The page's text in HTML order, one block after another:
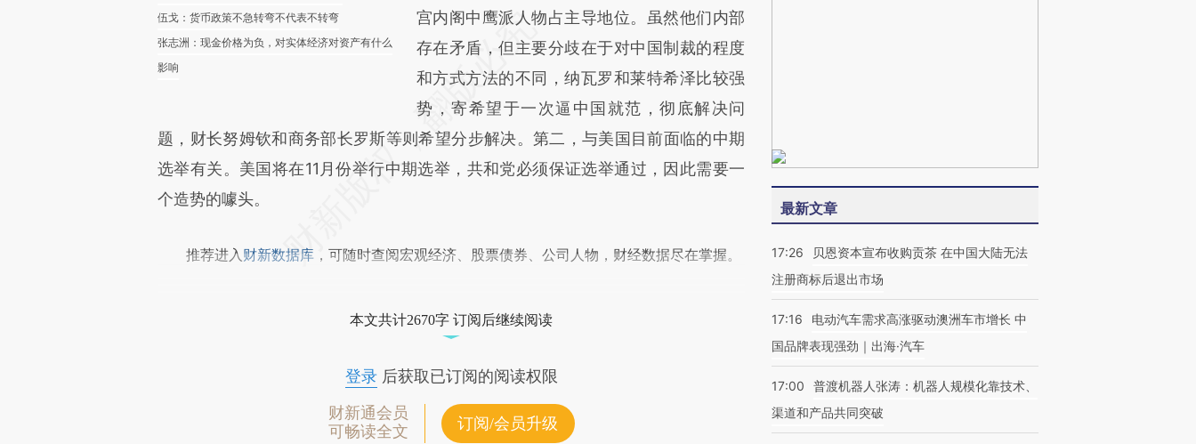
伍戈：货币政策不急转弯不代表不转弯
张志洲：现金价格为负，对实体经济对资产有什么
影响
宫内阁中鹰派人物占主导地位。虽然他们内部
存在矛盾，但主要分歧在于对中国制裁的程度
和方式方法的不同，纳瓦罗和莱特希泽比较强
势，寄希望于一次逼中国就范，彻底解决问
题，财长努姆钦和商务部长罗斯等则希望分步解决。第二，与美国目前面临的中期
选举有关。美国将在11月份举行中期选举，共和党必须保证选举通过，因此需要一
个造势的噱头。
推荐进入 财新数据库 ，可随时查阅宏观经济、股票债券、公司人物，财经数据尽在掌握。
本文共计2670字 订阅后继续阅读
登录后获取已订阅的阅读权限
财新通会员
可畅读全文
订阅/会员升级
最新文章
17:26
贝恩资本宣布收购贡茶 在中国大陆无法
注册商标后退出市场
17:16
电动汽车需求高涨驱动澳洲车市增长 中
国品牌表现强劲｜出海·汽车
17:00
普渡机器人张涛：机器人规模化靠技术、
渠道和产品共同突破